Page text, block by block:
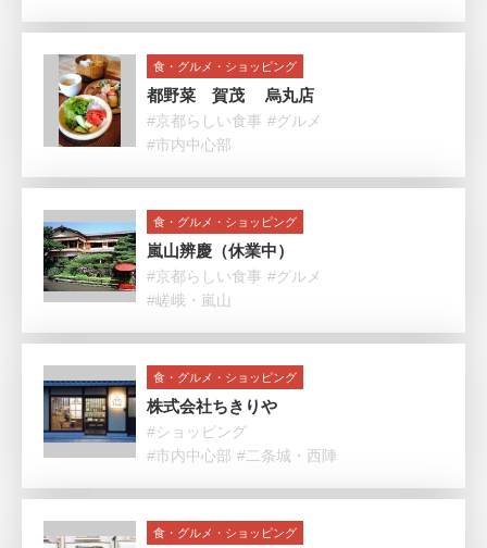
食・グルメ・ショッピング
都野菜 賀茂 烏丸店
#京都らしい食事 #グルメ
#市内中心部
食・グルメ・ショッピング
嵐山辨慶（休業中）
#京都らしい食事 #グルメ
#嵯峨・嵐山
食・グルメ・ショッピング
株式会社ちきりや
#ショッピング
#市内中心部 #二条城・西陣
食・グルメ・ショッピング